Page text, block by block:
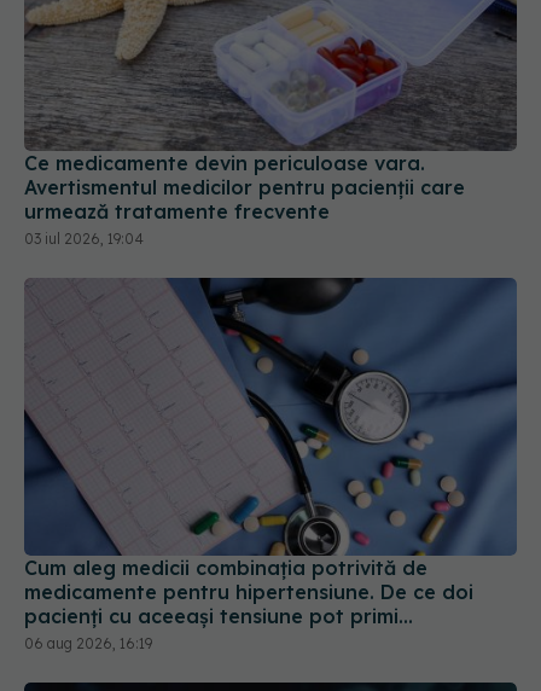
Ce medicamente devin periculoase vara.
Avertismentul medicilor pentru pacienții care
urmează tratamente frecvente
03 iul 2026, 19:04
Cum aleg medicii combinația potrivită de
medicamente pentru hipertensiune. De ce doi
pacienți cu aceeași tensiune pot primi
tratamente diferite
06 aug 2026, 16:19